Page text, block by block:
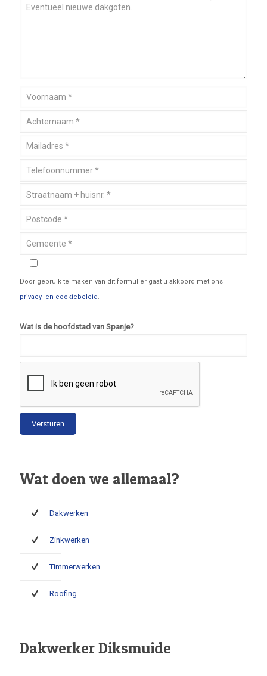
Door gebruik te maken van dit formulier gaat u akkoord met ons
privacy- en cookiebeleid.
Wat is de hoofdstad van Spanje?
Wat doen we allemaal?
Dakwerken
Zinkwerken
Timmerwerken
Roofing
Dakwerker Diksmuide